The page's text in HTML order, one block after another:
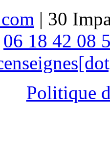
| 30
06 18 42 08
Politique